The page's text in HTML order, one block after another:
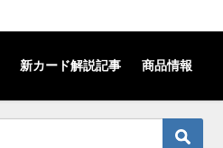
新カード解説記事 商品情報